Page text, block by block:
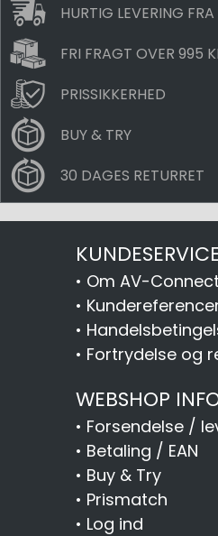
HURTIG LEVERING
FRI FRAGT OVER 995
PRISSIKKERHED
BUY & TRY
30 DAGES RETURRET
• Om AV-
•
•
• Fortrydelse og
WEBSHOP
• Forsendelse /
• Betaling / EAN
• Buy & Try
• Prismatch
• Log ind